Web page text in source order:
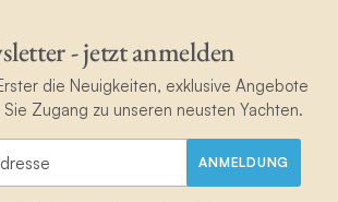
- jetzt anmelden
die Neuigkeiten, exklusive Angebote
Zugang zu unseren neusten Yachten.
ANMELDUNG